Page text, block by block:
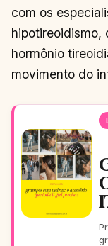
com os
hipotireoidismo,
hormônio
movimento do